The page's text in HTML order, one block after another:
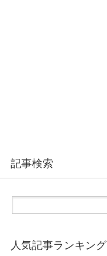
記事検索
人気記事ランキング